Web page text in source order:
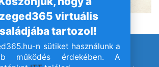
virtuális
tartozol!
n sütiket használunk a
működés érdekében. A
I Minden jog fenntartva!